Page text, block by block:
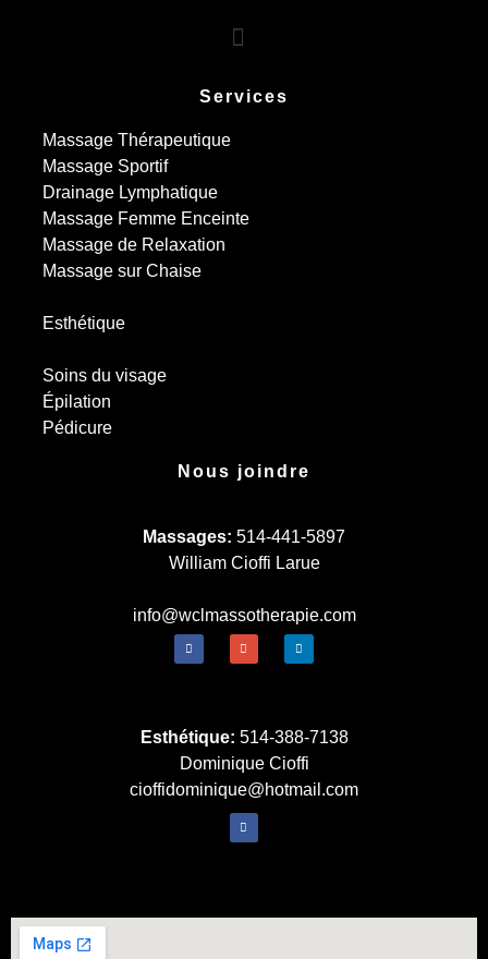
Services
Massage Thérapeutique
Massage Sportif
Drainage Lymphatique
Massage Femme Enceinte
Massage de Relaxation
Massage sur Chaise
Esthétique
Soins du visage
Épilation
Pédicure
Nous joindre
Massages: 514-441-5897
William Cioffi Larue
info@wclmassotherapie.com
Esthétique: 514-388-7138
Dominique Cioffi
cioffidominique@hotmail.com